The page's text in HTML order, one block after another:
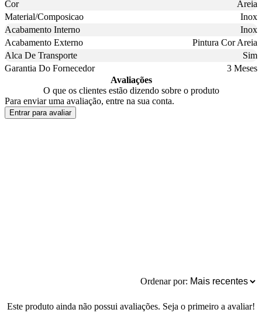
Cor
Areia
Material/Composicao
Inox
Acabamento Interno
Inox
Acabamento Externo
Pintura Cor Areia
Alca De Transporte
Sim
Garantia Do Fornecedor
3 Meses
Avaliações
O que os clientes estão dizendo sobre o produto
Para enviar uma avaliação, entre na sua conta.
Entrar para avaliar
Ordenar por:
Este produto ainda não possui avaliações. Seja o primeiro a avaliar!